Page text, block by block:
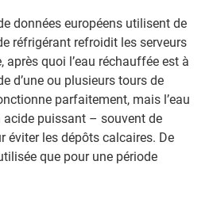
données européens utilisent de
réfrigérant refroidit les serveurs
quoi l’eau réchauffée est à
d’une ou plusieurs tours de
parfaitement, mais l’eau
acide puissant – souvent de
éviter les dépôts calcaires. De
que pour une période